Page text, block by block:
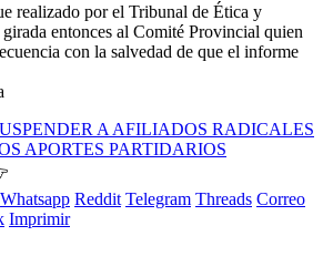
realizado por el Tribunal de Ética y
entonces al Comité Provincial quien
con la salvedad de que el informe
A AFILIADOS RADICALES
APORTES PARTIDARIOS
Whatsapp Reddit Telegram Threads Correo
Imprimir